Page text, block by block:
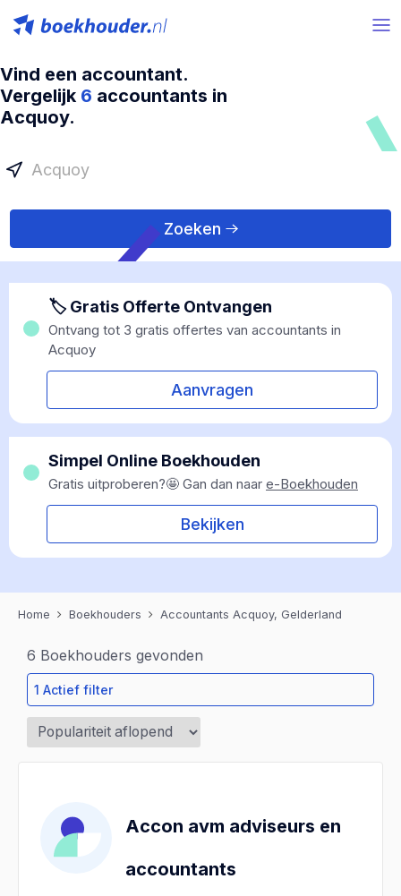
Vind een accountant.
Vergelijk 6 accountants in
Acquoy.
Zoeken
🏷 Gratis Offerte Ontvangen
Ontvang tot 3 gratis offertes van accountants in
Acquoy
Aanvragen
Simpel Online Boekhouden
Gratis uitproberen?🤩 Gan dan naar e-Boekhouden
Bekijken
Home Boekhouders Accountants Acquoy, Gelderland
6 Boekhouders gevonden
1 Actief filter
Accon avm adviseurs en
accountants